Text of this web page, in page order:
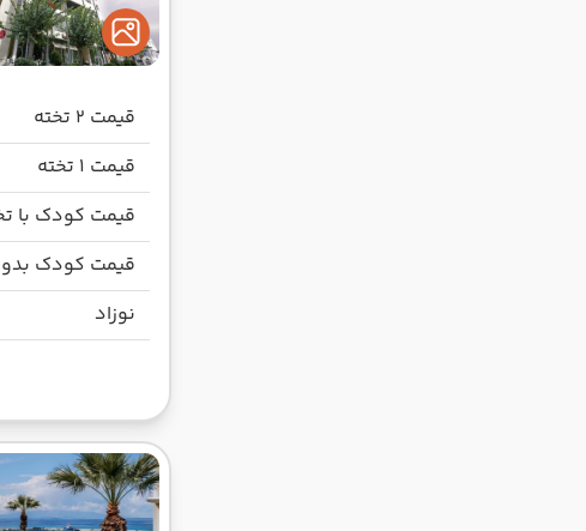
قیمت 2 تخته
قیمت 1 تخته
قیمت کودک با
قیمت کودک
نوزاد